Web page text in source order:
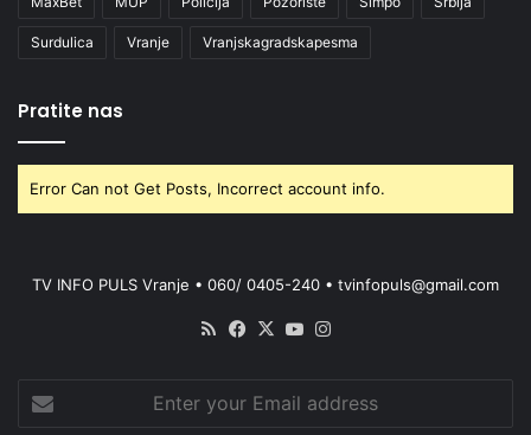
Surdulica Vranje Vranjskagradskapesma
Pratite nas
Error Can not Get Posts, Incorrect account info.
TV INFO PULS Vranje • 060/ 0405-240 • tvinfopuls@gmail.com
RSS Facebook
X YouTube
your